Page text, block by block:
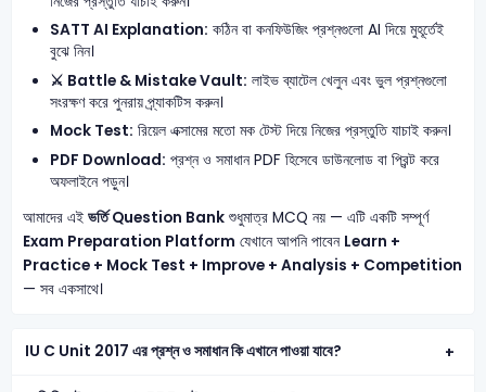
SATT AI Explanation: কঠিন বা কনফিউজিং প্রশ্নগুলো AI দিয়ে মুহূর্তেই
বুঝে নিন।
⚔️ Battle & Mistake Vault: লাইভ ব্যাটেল খেলুন এবং ভুল প্রশ্নগুলো
সংরক্ষণ করে পুনরায় প্র্যাকটিস করুন।
Mock Test: রিয়েল এক্সামের মতো মক টেস্ট দিয়ে নিজের প্রস্তুতি যাচাই করুন।
PDF Download: প্রশ্ন ও সমাধান PDF হিসেবে ডাউনলোড বা প্রিন্ট করে
অফলাইনে পড়ুন।
আমাদের এই ভর্তি Question Bankশুধুমাত্র MCQ নয় — এটি একটি সম্পূর্ণ
Exam Preparation Platform যেখানে আপনি পাবেন Learn +
Practice + Mock Test + Improve + Analysis + Competition
— সব একসাথে।
IU C Unit 2017 এর প্রশ্ন ও সমাধান কি এখানে পাওয়া যাবে?